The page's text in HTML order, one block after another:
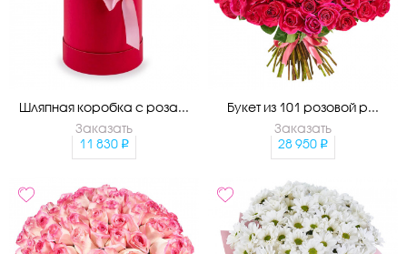
Шляпная коробка с роза...
Заказать
11 830
Букет из 101 розовой р...
Заказать
28 950